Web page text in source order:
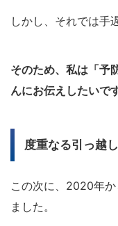
しかし、それでは手
そのため、私は「予
んにお伝えしたいです
度重なる引っ越
この次に、2020年
ました。